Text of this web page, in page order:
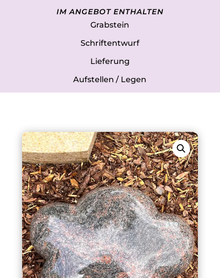
IM ANGEBOT ENTHALTEN
Grabstein
Schriftentwurf
Lieferung
Aufstellen / Legen